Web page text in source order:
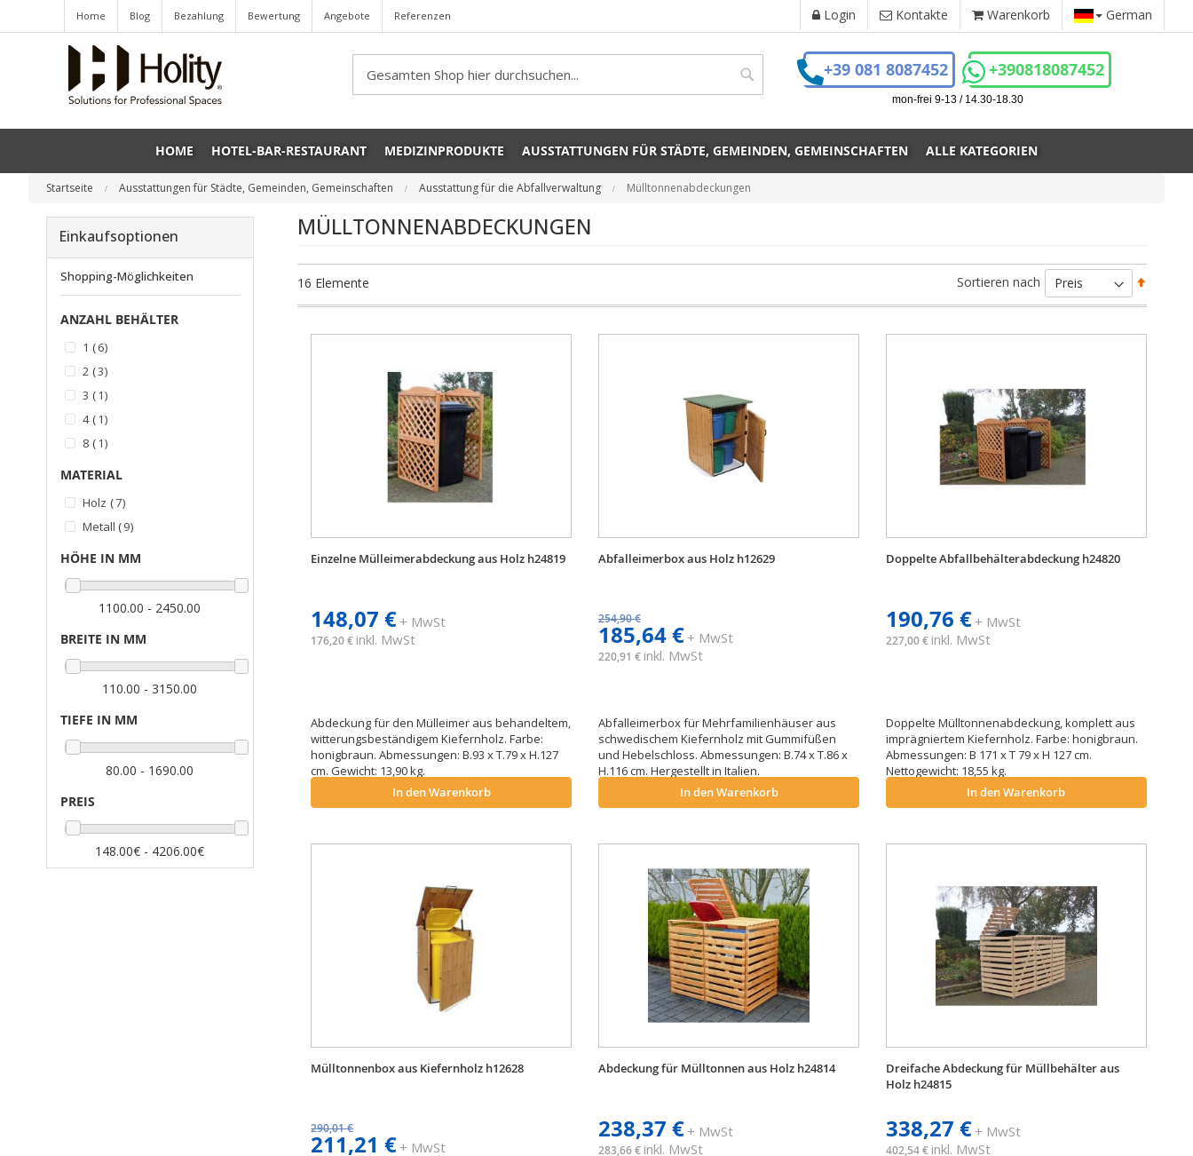
Home Blog Bezahlung Bewertung Angebote Referenzen Login Kontakte Warenkorb German
Search
Search
+39 081 8087452 +390818087452
mon-frei 9-13 / 14.30-18.30
HOME HOTEL-BAR-RESTAURANT MEDIZINPRODUKTE AUSSTATTUNGEN FÜR STÄDTE, GEMEINDEN, GEMEINSCHAFTEN ALLE KATEGORIEN
Startseite Ausstattungen für Städte, Gemeinden, Gemeinschaften Ausstattung für die Abfallverwaltung Mülltonnenabdeckungen
MÜLLTONNENABDECKUNGEN
16 Elemente Sortieren nach
Einzelne Mülleimerabdeckung aus Holz h24819
148,07 €+ MwSt
176,20 € inkl. MwSt
Abdeckung für den Mülleimer aus behandeltem,
witterungsbeständigem Kiefernholz. Farbe:
honigbraun. Abmessungen: B.93 x T.79 x H.127
cm. Gewicht: 13,90 kg.
In den Warenkorb
Abfalleimerbox aus Holz h12629
254,90 €
185,64 €+ MwSt
220,91 € inkl. MwSt
Abfalleimerbox für Mehrfamilienhäuser aus
schwedischem Kiefernholz mit Gummifüßen
und Hebelschloss. Abmessungen: B.74 x T.86 x
H.116 cm. Hergestellt in Italien.
In den Warenkorb
Doppelte Abfallbehälterabdeckung h24820
190,76 €+ MwSt
227,00 € inkl. MwSt
Doppelte Mülltonnenabdeckung, komplett aus
imprägniertem Kiefernholz. Farbe: honigbraun.
Abmessungen: B 171 x T 79 x H 127 cm.
Nettogewicht: 18,55 kg.
In den Warenkorb
Mülltonnenbox aus Kiefernholz h12628
290,01 €
211,21 €+ MwSt
Abdeckung für Mülltonnen aus Holz h24814
238,37 €+ MwSt
283,66 € inkl. MwSt
Dreifache Abdeckung für Müllbehälter aus
Holz h24815
338,27 €+ MwSt
402,54 € inkl. MwSt
Einkaufsoptionen
Shopping-Möglichkeiten
ANZAHL BEHÄLTER
1 6Artikel
2 3Artikel
3
1Artikel
4
1Artikel
8
1Artikel
MATERIAL
Holz 7Artikel
Metall
9Artikel
HÖHE IN MM
1100.00 - 2450.00
BREITE IN MM
110.00 - 3150.00
TIEFE IN MM
80.00 - 1690.00
PREIS
148.00€ - 4206.00€